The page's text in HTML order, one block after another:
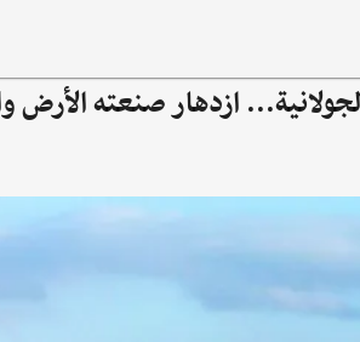
ازدهار صنعته الأرض